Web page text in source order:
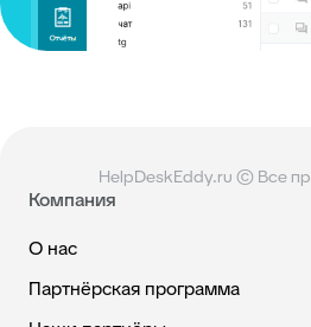
HelpDeskEddy.ru © Все
Компания
О нас
Партнёрская программа